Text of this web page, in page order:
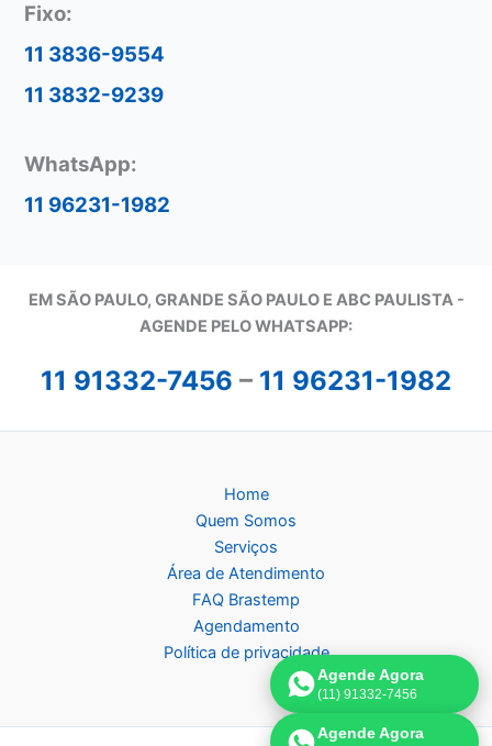
Fixo:
11 3836-9554
11 3832-9239
WhatsApp:
11 96231-1982
EM SÃO PAULO, GRANDE SÃO PAULO E ABC PAULISTA -
AGENDE PELO WHATSAPP:
11 91332-7456 – 11 96231-1982
Home
Quem Somos
Serviços
Área de Atendimento
FAQ Brastemp
Agendamento
Política de privacidade
Agende Agora
(11) 91332-7456
Agende Agora